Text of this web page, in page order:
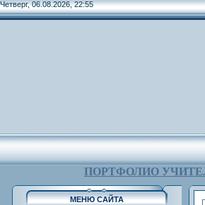
Четверг, 06.08.2026, 22:55
ПОРТФОЛИО
МЕНЮ САЙТА